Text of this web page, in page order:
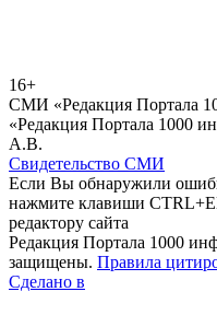
16+
СМИ «Редакция Портала
«Редакция Портала 1000
А.В.
Свидетельство СМИ
Если Вы обнаружили
нажмите клавиши
редактору сайта
Редакция Портала 1000
защищены. Правила
Сделано в